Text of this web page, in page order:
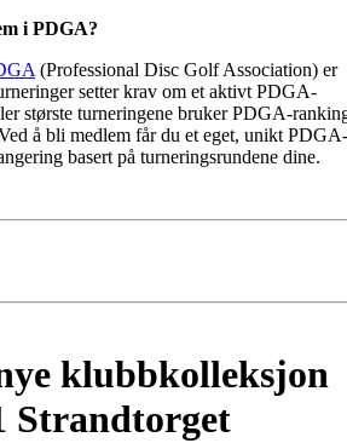
i PDGA?
(Professional Disc Golf Association) er
setter krav om et aktivt PDGA-
største turneringene bruker PDGA-
å bli medlem får du et eget, unikt PDGA-
basert på turneringsrundene dine.
klubbkolleksjon
Strandtorget